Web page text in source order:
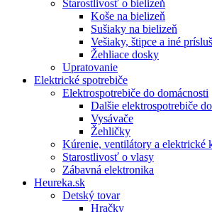
Starostlivosť o bielizeň
Koše na bielizeň
Sušiaky na bielizeň
Vešiaky, štipce a iné
Žehliace dosky
Upratovanie
Elektrické spotrebiče
Elektrospotrebiče do domácnosti
Dalšie elektrospotrebiče
Vysávače
Žehličky
Kúrenie, ventilátory a elektrické
Starostlivosť o vlasy
Zábavná elektronika
Heureka.sk
Detský tovar
Hračky